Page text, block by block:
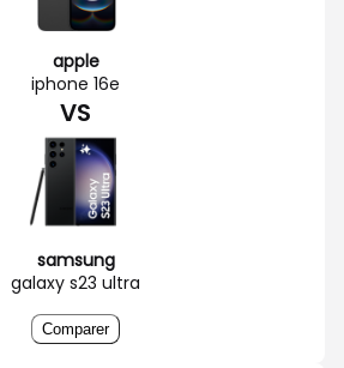
apple
iphone 16e
VS
samsung
galaxy s23 ultra
Comparer